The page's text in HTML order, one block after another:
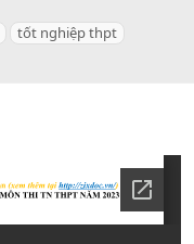
tốt nghiệp thpt